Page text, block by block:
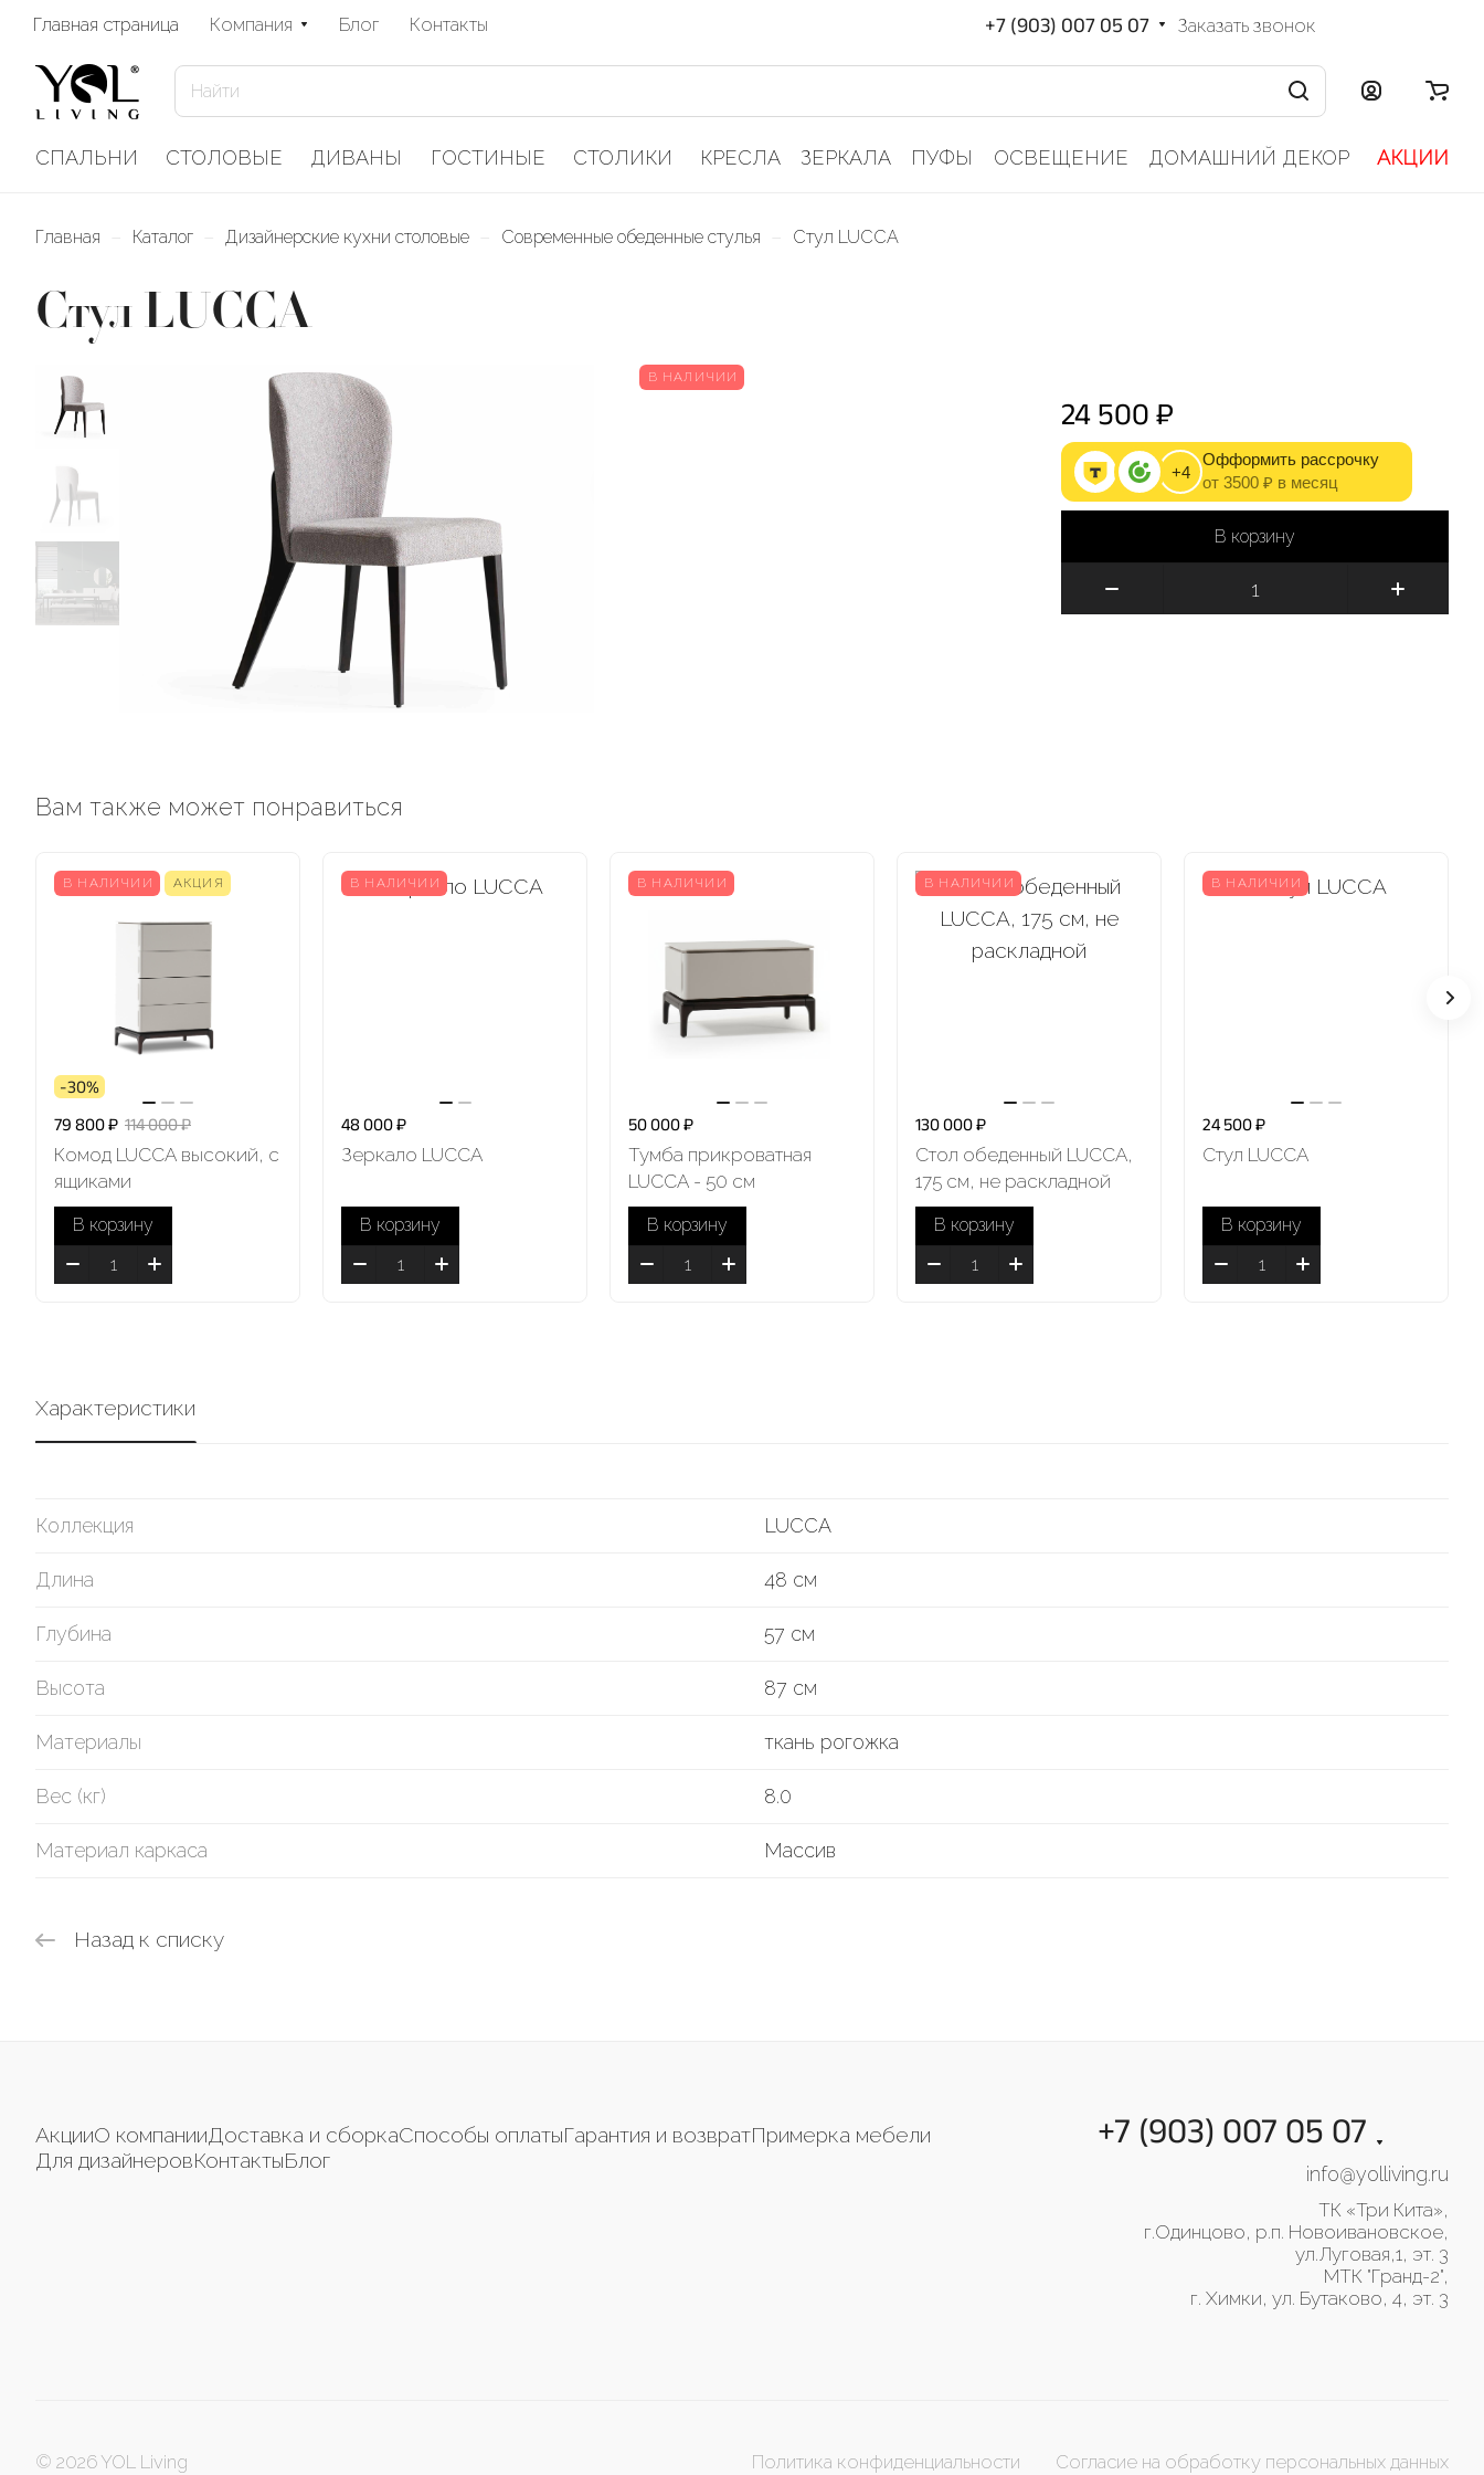
Главная страница Компания Блог Контакты +7 (903) 007 05 07 Заказать звонок
СПАЛЬНИ СТОЛОВЫЕ ДИВАНЫ ГОСТИНЫЕ СТОЛИКИ КРЕСЛА ЗЕРКАЛА ПУФЫ ОСВЕЩЕНИЕ ДОМАШНИЙ ДЕКОР АКЦИИ
Главная Каталог Дизайнерские кухни столовые Современные обеденные стулья Стул LUCCA
Стул LUCCA
В НАЛИЧИИ
24 500 ₽
+4
Офформить рассрочку
от 3500 ₽ в месяц
В корзину
Вам также может понравиться
В НАЛИЧИИ АКЦИЯ
-30%
79 800 ₽ 114 000 ₽
Комод LUCCA высокий, с
ящиками
В корзину
В НАЛИЧИИ
48 000 ₽
Зеркало LUCCA
В корзину
В НАЛИЧИИ
50 000 ₽
Тумба прикроватная
LUCCA - 50 см
В корзину
В НАЛИЧИИ
130 000 ₽
Стол обеденный LUCCA,
175 см, не раскладной
В корзину
В НАЛИЧИИ
24 500 ₽
Стул LUCCA
В корзину
Характеристики
Коллекция LUCCA
Длина 48 см
Глубина 57 см
Высота 87 см
Материалы ткань рогожка
Вес (кг) 8.0
Материал каркаса Массив
Назад к списку
АкцииО компанииДоставка и сборкаСпособы оплатыГарантия и возвратПримерка мебели
Для дизайнеровКонтактыБлог
+7 (903) 007 05 07
info@yolliving.ru
ТК «Три Кита»,
г.Одинцово, р.п. Новоивановское,
ул.Луговая,1, эт. 3
МТК "Гранд-2",
г. Химки, ул. Бутаково, 4, эт. 3
© 2026 YOL Living Политика конфиденциальности Согласие на обработку персональных данных